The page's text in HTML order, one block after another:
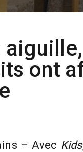
ont
– Avec Kids